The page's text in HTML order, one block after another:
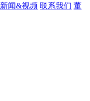
新闻&视频 联系我们 董